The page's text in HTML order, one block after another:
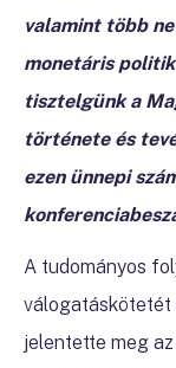
valamint több
monetáris
tisztelgünk a
története és
ezen ünnepi
A tudományos
válogatáskötetét
jelentette meg